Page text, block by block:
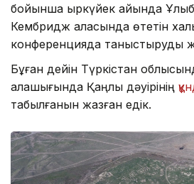
бойынша қыркүйек айында
Кембридж қаласында өтетін
конференцияда таныстыруды
Бұған дейін Түркістан
қалашығында Қаңлы дәуірінің
табылғанын жазған едік.